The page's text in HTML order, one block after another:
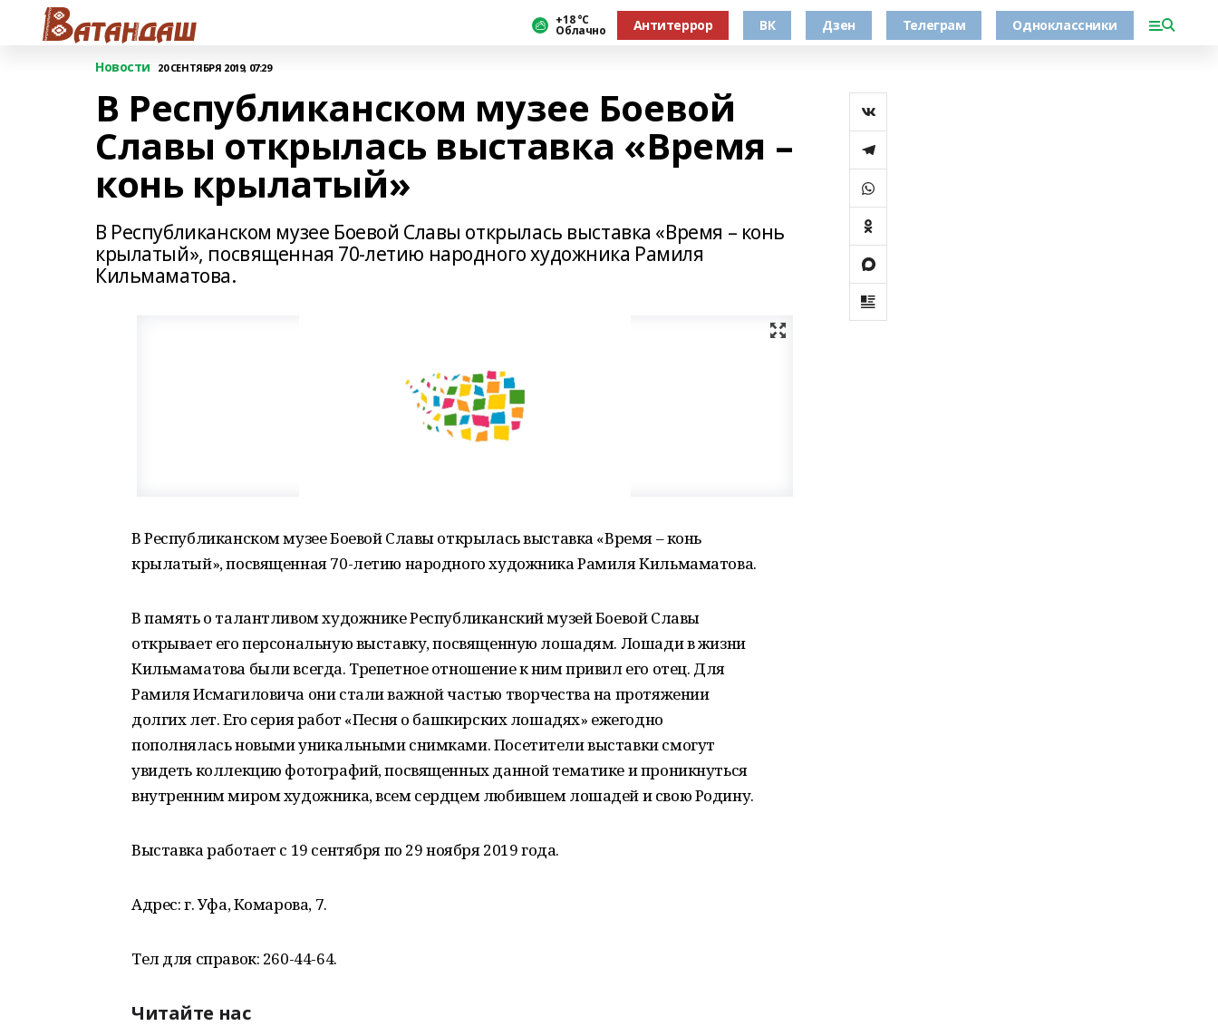
+18 °С
Облачно Антитеррор ВК Дзен Телеграм Одноклассники
Новости 20 СЕНТЯБРЯ 2019, 07:29
В Республиканском музее Боевой
Славы открылась выставка «Время –
конь крылатый»
В Республиканском музее Боевой Славы открылась выставка «Время – конь
крылатый», посвященная 70-летию народного художника Рамиля
Кильмаматова.
В Республиканском музее Боевой Славы открылась выставка «Время – конь
крылатый», посвященная 70-летию народного художника Рамиля Кильмаматова.
В память о талантливом художнике Республиканский музей Боевой Славы
открывает его персональную выставку, посвященную лошадям. Лошади в жизни
Кильмаматова были всегда. Трепетное отношение к ним привил его отец. Для
Рамиля Исмагиловича они стали важной частью творчества на протяжении
долгих лет. Его серия работ «Песня о башкирских лошадях» ежегодно
пополнялась новыми уникальными снимками. Посетители выставки смогут
увидеть коллекцию фотографий, посвященных данной тематике и проникнуться
внутренним миром художника, всем сердцем любившем лошадей и свою Родину.
Выставка работает с 19 сентября по 29 ноября 2019 года.
Адрес: г. Уфа, Комарова, 7.
Тел для справок: 260-44-64.
Читайте нас